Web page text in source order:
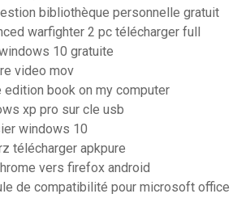
bibliothèque personnelle gratuit
warfighter 2 pc télécharger full
10 gratuite
video mov
edition book on my computer
xp pro sur cle usb
windows 10
télécharger apkpure
vers firefox android
de compatibilité pour microsoft office